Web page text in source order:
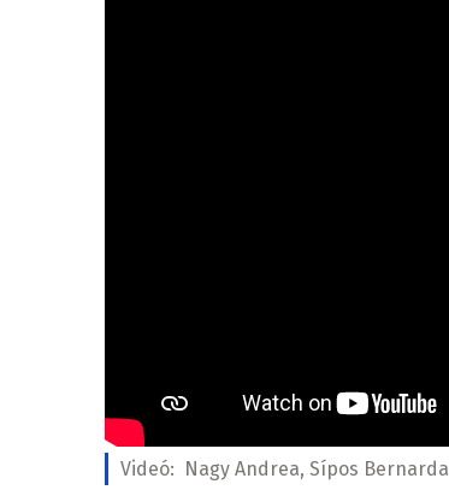
Videó: Nagy Andrea, Sípos Bernarda